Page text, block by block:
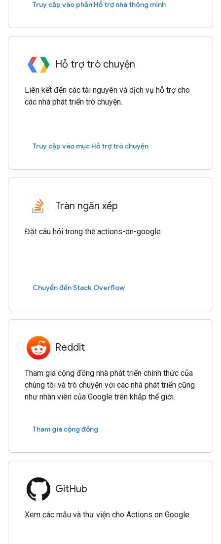
Truy cập vào phần Hỗ trợ nhà thông minh
Hỗ trợ trò chuyện
Liên kết đến các tài nguyên và dịch vụ hỗ trợ cho
các nhà phát triển trò chuyện.
Truy cập vào mục Hỗ trợ trò chuyện
Tràn ngăn xếp
Đặt câu hỏi trong thẻ actions-on-google.
Chuyển đến Stack Overflow
Reddit
Tham gia cộng đồng nhà phát triển chính thức của
chúng tôi và trò chuyện với các nhà phát triển cũng
như nhân viên của Google trên khắp thế giới.
Tham gia cộng đồng
GitHub
Xem các mẫu và thư viện cho Actions on Google.